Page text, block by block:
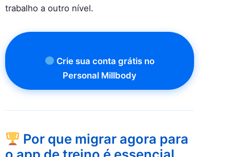
trabalho a outro nível.
Crie sua conta grátis no
Personal Millbody
Por que migrar agora para